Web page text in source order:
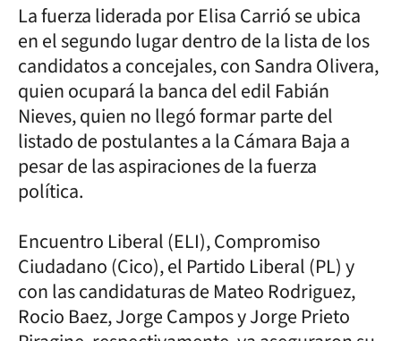
La fuerza liderada por Elisa Carrió se ubica
en el segundo lugar dentro de la lista de los
candidatos a concejales, con Sandra Olivera,
quien ocupará la banca del edil Fabián
Nieves, quien no llegó formar parte del
listado de postulantes a la Cámara Baja a
pesar de las aspiraciones de la fuerza
política.
Encuentro Liberal (ELI), Compromiso
Ciudadano (Cico), el Partido Liberal (PL) y
con las candidaturas de Mateo Rodriguez,
Rocio Baez, Jorge Campos y Jorge Prieto